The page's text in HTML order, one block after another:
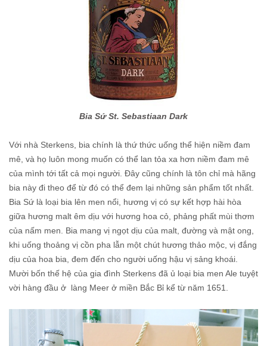
Bia Sứ St. Sebastiaan Dark
Với nhà Sterkens, bia chính là thứ thức uống thể hiện niềm đam
mê, và họ luôn mong muốn có thể lan tỏa xa hơn niềm đam mê
của mình tới tất cả mọi người. Đây cũng chính là tôn chỉ mà hãng
bia này đi theo để từ đó có thể đem lại những sản phẩm tốt nhất.
Bia Sứ là loại bia lên men nổi, hương vị có sự kết hợp hài hòa
giữa hương malt êm dịu với hương hoa cỏ, phảng phất mùi thơm
của nấm men. Bia mang vị ngọt dịu của malt, đường và mật ong,
khi uống thoảng vị cồn pha lẫn một chút hương thảo mộc, vị đắng
dịu của hoa bia, đem đến cho người uống hậu vị sảng khoái.
Mười bốn thế hệ của gia đình Sterkens đã ủ loại bia men Ale tuyệt
vời hàng đầu ở làng Meer ở miền Bắc Bỉ kể từ năm 1651.